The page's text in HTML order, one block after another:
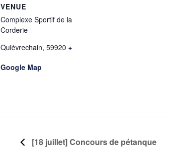
VENUE
Complexe Sportif de la
Corderie
Quiévrechain, 59920 +
Google Map
[18 juillet] Concours de pétanque